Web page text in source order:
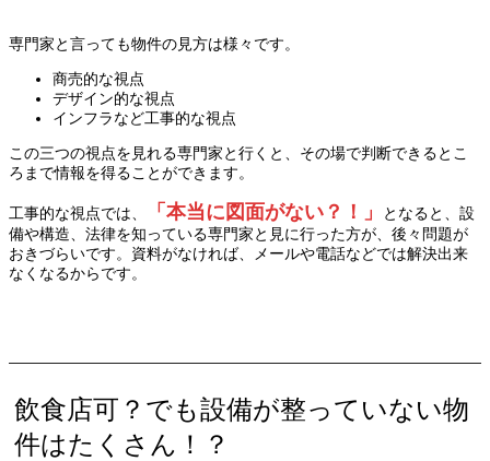
専門家と言っても物件の見方は様々です。
商売的な視点
デザイン的な視点
インフラなど工事的な視点
この三つの視点を見れる専門家と行くと、その場で判断できるとこ
ろまで情報を得ることができます。
工事的な視点では、 「本当に図面がない？！」
となると、設
備や構造、法律を知っている専門家と見に行った方が、後々問題が
おきづらいです。資料がなければ、メールや電話などでは解決出来
なくなるからです。
飲食店可？でも設備が整っていない物
件はたくさん！？